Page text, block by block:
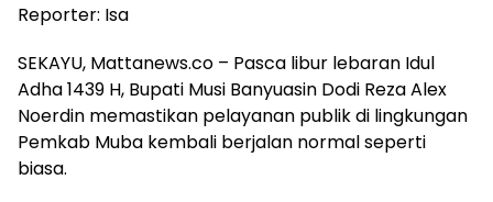
Reporter: Isa
SEKAYU, Mattanews.co – Pasca libur lebaran Idul
Adha 1439 H, Bupati Musi Banyuasin Dodi Reza Alex
Noerdin memastikan pelayanan publik di lingkungan
Pemkab Muba kembali berjalan normal seperti
biasa.